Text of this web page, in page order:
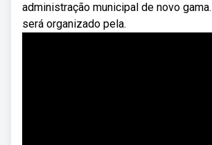
administração municipal de novo
será organizado pela.